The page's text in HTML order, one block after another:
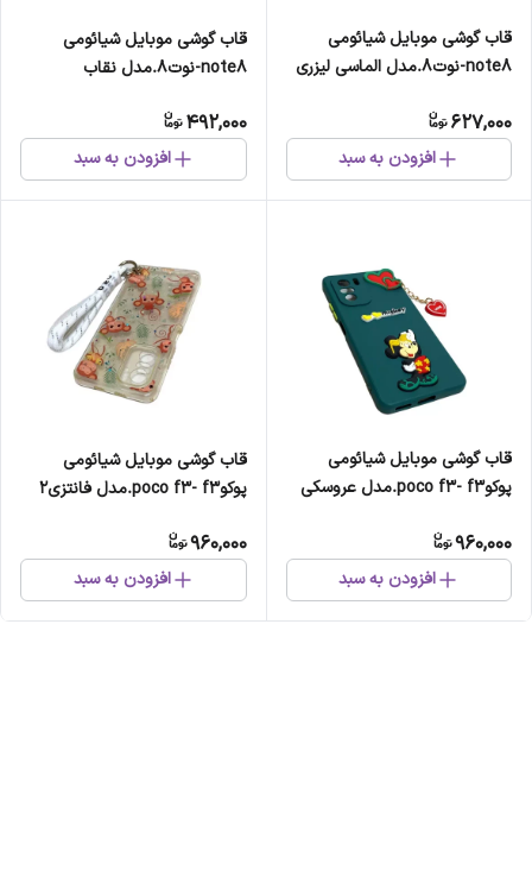
قاب گوشی موبایل شیائومی
note8-نوت8.مدل الماسی لیزری
627,000
افزودن به سبد
قاب گوشی موبایل شیائومی
note8-نوت8.مدل نقاب
492,000
افزودن به سبد
قاب گوشی موبایل شیائومی
پوکوpoco f3- f3.مدل عروسکی
960,000
افزودن به سبد
قاب گوشی موبایل شیائومی
پوکوpoco f3- f3.مدل فانتزی2
960,000
افزودن به سبد